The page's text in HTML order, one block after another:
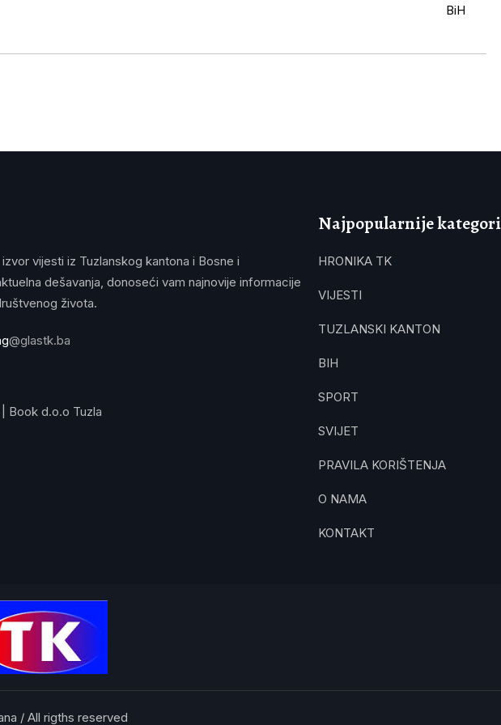
vijesti iz Tuzlanskog kantona i Bosne i
dešavanja, donoseći vam najnovije informacije
života.
@glastk.ba
Book d.o.o Tuzla
Najpopularnije
HRONIKA TK
VIJESTI
TUZLANSKI KANTON
BIH
SPORT
SVIJET
PRAVILA KORIŠTENJA
O NAMA
KONTAKT
/ All rigths reserved